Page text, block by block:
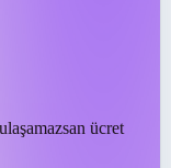
ücret